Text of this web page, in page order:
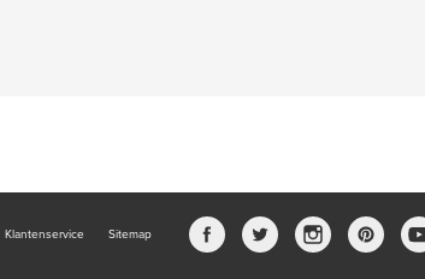
Klantenservice Sitemap